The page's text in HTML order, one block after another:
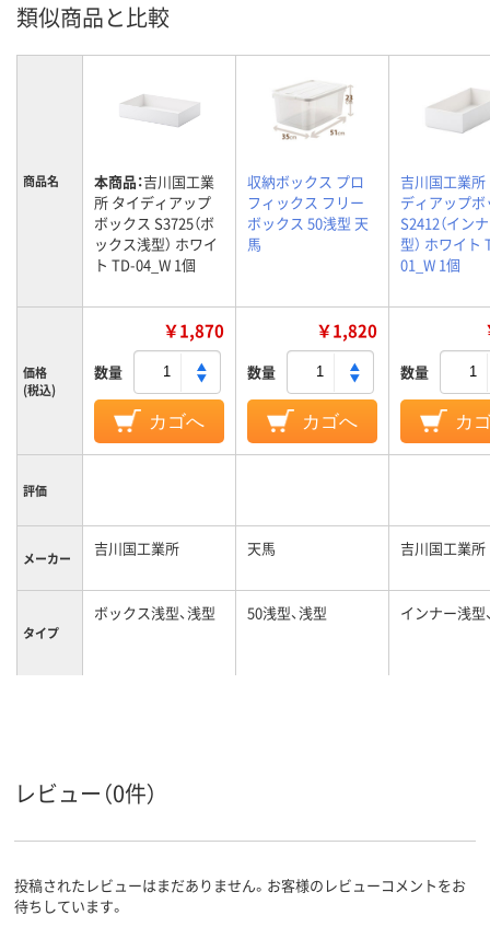
類似商品と比較
商品名 本商品：吉川国工業
所 タイディアップ
ボックス S3725（ボ
ックス浅型） ホワイ
ト TD-04_W 1個
収納ボックス プロ
フィックス フリー
ボックス 50浅型 天
馬
吉川国工業所
ディアップ
S2412（イン
型） ホワイト
01_W 1個
価格
(税込)
￥1,870
数量
カゴへ
￥1,820
数量
カゴへ
数量
カ
評価
メーカー 吉川国工業所 天馬 吉川国工業所
タイプ
ボックス浅型、浅型 50浅型、浅型 インナー浅型
レビュー（0件）
投稿されたレビューはまだありません。お客様のレビューコメントをお
待ちしています。